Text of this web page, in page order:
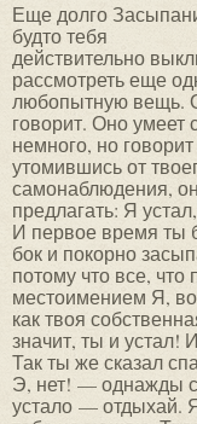
Еще долго
будто тебя
действительно
рассмотреть еще
любопытную вещь.
говорит. Оно умеет
немного, но
утомившись от
самонаблюдения,
предлагать: Я
И первое время ты
бок и покорно
потому что все, что
местоимением Я,
как твоя
значит, ты и устал!
Так ты же сказал
Э, нет! — однажды
устало — отдыхай.